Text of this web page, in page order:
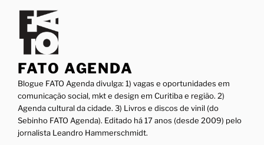
conteúdo
FATO AGENDA
Blogue FATO Agenda divulga: 1) vagas e oportunidades em
comunicação social, mkt e design em Curitiba e região. 2)
Agenda cultural da cidade. 3) Livros e discos de vinil (do
Sebinho FATO Agenda). Editado há 17 anos (desde 2009) pelo
jornalista Leandro Hammerschmidt.